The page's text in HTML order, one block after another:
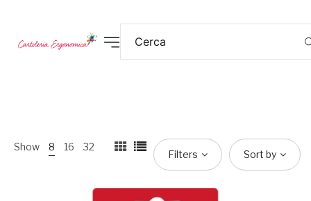
Show 8 16 32
Filters Sort by